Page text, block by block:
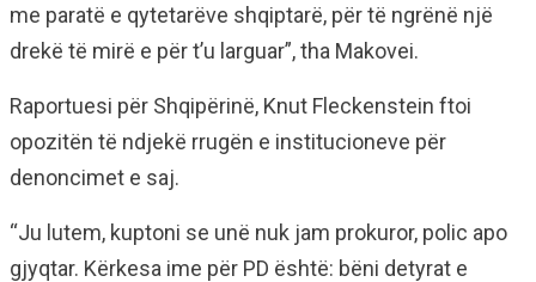
me paratë e qytetarëve shqiptarë, për të ngrënë një
drekë të mirë e për t’u larguar”, tha Makovei.
Raportuesi për Shqipërinë, Knut Fleckenstein ftoi
opozitën të ndjekë rrugën e institucioneve për
denoncimet e saj.
“Ju lutem, kuptoni se unë nuk jam prokuror, polic apo
gjyqtar. Kërkesa ime për PD është: bëni detyrat e